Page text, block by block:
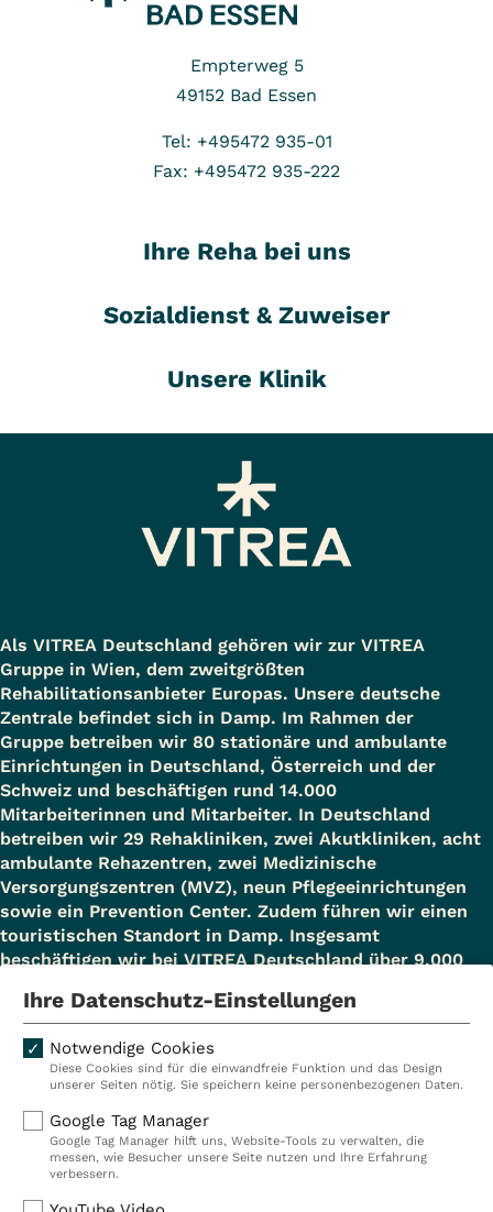
Empterweg 5
49152 Bad Essen
Tel: +495472 935-01
Fax: +495472 935-222
Ihre Reha bei uns
Sozialdienst & Zuweiser
Unsere Klinik
Als VITREA Deutschland gehören wir zur VITREA
Gruppe in Wien, dem zweitgrößten
Rehabilitationsanbieter Europas. Unsere deutsche
Zentrale befindet sich in Damp. Im Rahmen der
Gruppe betreiben wir 80 stationäre und ambulante
Einrichtungen in Deutschland, Österreich und der
Schweiz und beschäftigen rund 14.000
Mitarbeiterinnen und Mitarbeiter. In Deutschland
betreiben wir 29 Rehakliniken, zwei Akutkliniken, acht
ambulante Rehazentren, zwei Medizinische
Versorgungszentren (MVZ), neun Pflegeeinrichtungen
sowie ein Prevention Center. Zudem führen wir einen
touristischen Standort in Damp. Insgesamt
beschäftigen wir bei VITREA Deutschland über 9.000
Kliniken
Ambulant
Reha
Prävention
Karriere
VITREA Deutschland
Ihre Datenschutz-Einstellungen
Notwendige Cookies
Diese Cookies sind für die einwandfreie Funktion und das Design
unserer Seiten nötig. Sie speichern keine personenbezogenen Daten.
Google Tag Manager
Google Tag Manager hilft uns, Website-Tools zu verwalten, die
messen, wie Besucher unsere Seite nutzen und Ihre Erfahrung
verbessern.